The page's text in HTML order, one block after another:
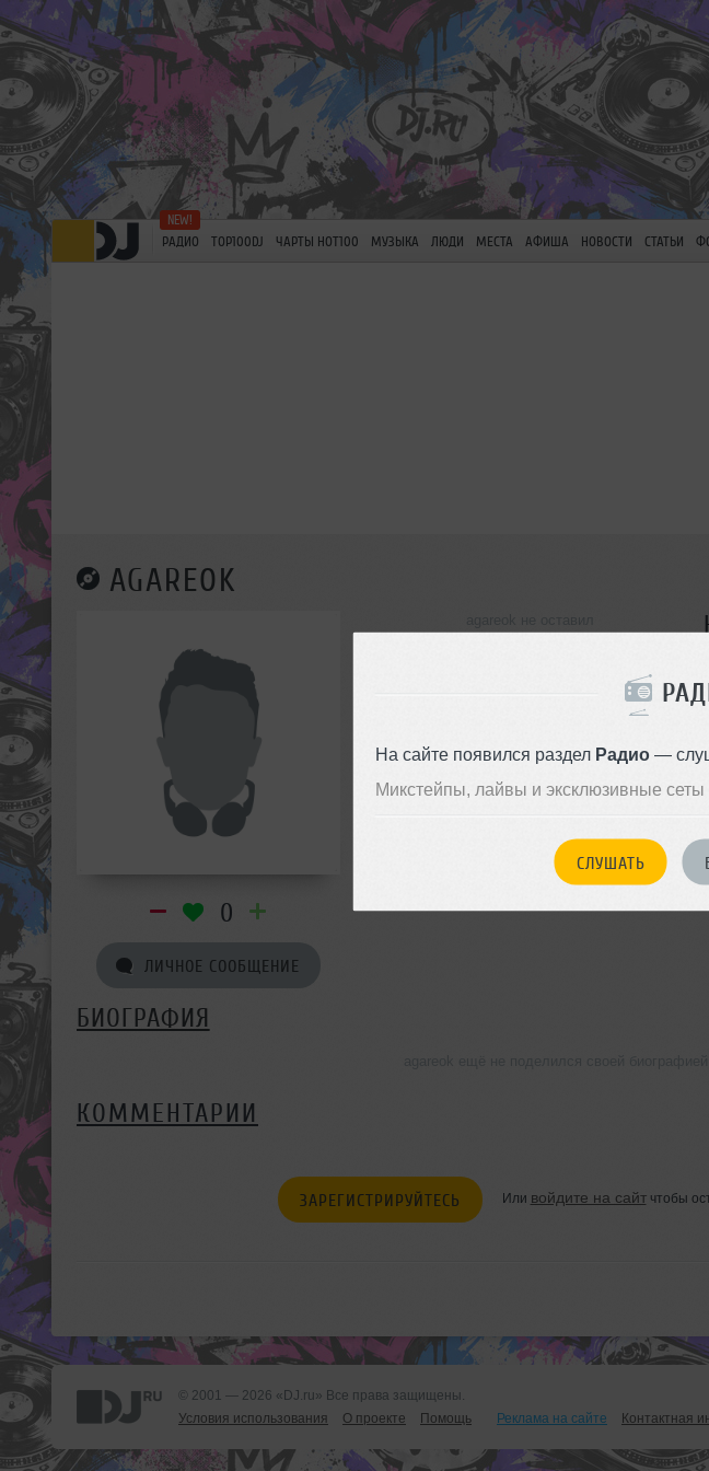
На сайте появился раздел Радио—
Микстейпы, лайвы и эксклюзивные сеты
СЛУШАТЬ
РАДИО TOP100DJ ЧАРТЫ HOT100 МУЗЫКА ЛЮДИ МЕСТА АФИША НОВОСТИ СТАТЬИ
AGAREOK
0
ЛИЧНОЕ СООБЩЕНИЕ
БИОГРАФИЯ
КОММЕНТАРИИ
ЗАРЕГИСТРИРУЙТЕСЬ Или войдите на сайтчтобы
© 2001 — 2026 «DJ.ru» Все права защищены.
Условия использования
О проекте Помощь Реклама на сайте Контактная